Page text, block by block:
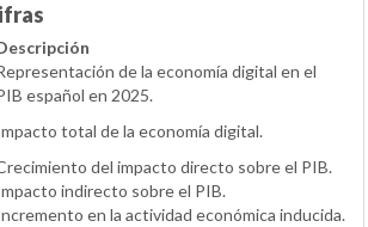
de la economía digital en el
español en 2025.
total de la economía digital.
del impacto directo sobre el PIB.
indirecto sobre el PIB.
en la actividad económica inducida.